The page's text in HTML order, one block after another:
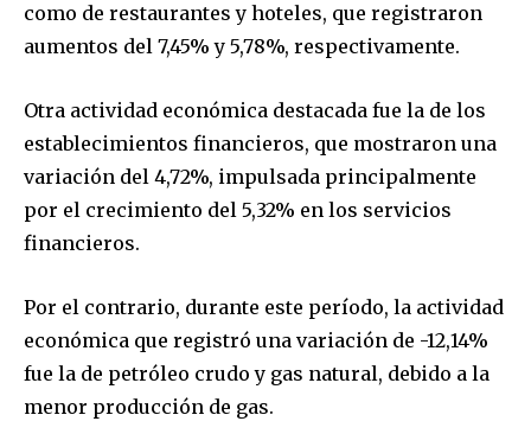
como de restaurantes y hoteles, que registraron
aumentos del 7,45% y 5,78%, respectivamente.
Otra actividad económica destacada fue la de los
establecimientos financieros, que mostraron una
variación del 4,72%, impulsada principalmente
por el crecimiento del 5,32% en los servicios
financieros.
Por el contrario, durante este período, la actividad
económica que registró una variación de -12,14%
fue la de petróleo crudo y gas natural, debido a la
menor producción de gas.